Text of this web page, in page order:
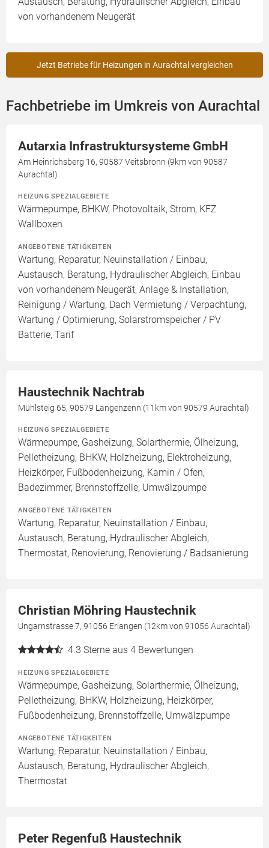
von vorhandenem Neugerät
Jetzt Betriebe für Heizungen in Aurachtal vergleichen
Fachbetriebe im Umkreis von Aurachtal
Autarxia Infrastruktursysteme GmbH
Am Heinrichsberg 16, 90587 Veitsbronn (9km von 90587
Aurachtal)
HEIZUNG SPEZIALGEBIETE
Wärmepumpe, BHKW, Photovoltaik, Strom, KFZ
Wallboxen
ANGEBOTENE TÄTIGKEITEN
Wartung, Reparatur, Neuinstallation / Einbau,
Austausch, Beratung, Hydraulischer Abgleich, Einbau
von vorhandenem Neugerät, Anlage & Installation,
Reinigung / Wartung, Dach Vermietung / Verpachtung,
Wartung / Optimierung, Solarstromspeicher / PV
Batterie, Tarif
Haustechnik Nachtrab
Mühlsteig 65, 90579 Langenzenn (11km von 90579 Aurachtal)
HEIZUNG SPEZIALGEBIETE
Wärmepumpe, Gasheizung, Solarthermie, Ölheizung,
Pelletheizung, BHKW, Holzheizung, Elektroheizung,
Heizkörper, Fußbodenheizung, Kamin / Ofen,
Badezimmer, Brennstoffzelle, Umwälzpumpe
ANGEBOTENE TÄTIGKEITEN
Wartung, Reparatur, Neuinstallation / Einbau,
Austausch, Beratung, Hydraulischer Abgleich,
Thermostat, Renovierung, Renovierung / Badsanierung
Christian Möhring Haustechnik
Ungarnstrasse 7, 91056 Erlangen (12km von 91056 Aurachtal)
4.3 Sterne aus 4 Bewertungen
HEIZUNG SPEZIALGEBIETE
Wärmepumpe, Gasheizung, Solarthermie, Ölheizung,
Pelletheizung, BHKW, Holzheizung, Heizkörper,
Fußbodenheizung, Brennstoffzelle, Umwälzpumpe
ANGEBOTENE TÄTIGKEITEN
Wartung, Reparatur, Neuinstallation / Einbau,
Austausch, Beratung, Hydraulischer Abgleich,
Thermostat
Peter Regenfuß Haustechnik